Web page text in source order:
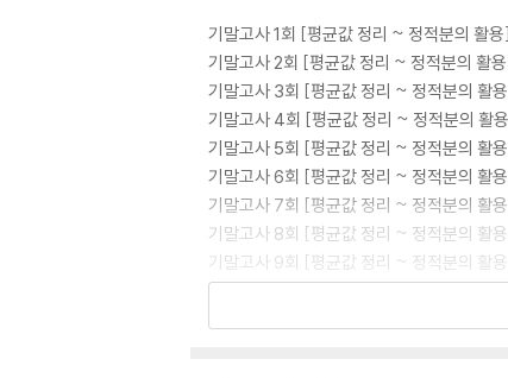
기말고사 1회 [평균값 정리 ~ 정적분의 활용]
기말고사 2회 [평균값 정리 ~ 정적분의 활
기말고사 3회 [평균값 정리 ~ 정적분의 활
기말고사 4회 [평균값 정리 ~ 정적분의 활
기말고사 5회 [평균값 정리 ~ 정적분의 활
기말고사 6회 [평균값 정리 ~ 정적분의 활
기말고사 7회 [평균값 정리 ~ 정적분의 활
기말고사 8회 [평균값 정리 ~ 정적분의 활
기말고사 9회 [평균값 정리 ~ 정적분의 활
기말고사 10회 [평균값 정리 ~ 정적분의 활